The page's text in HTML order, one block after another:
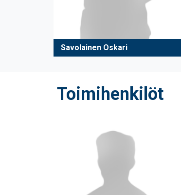
Savolainen Oskari
Toimihenkilöt